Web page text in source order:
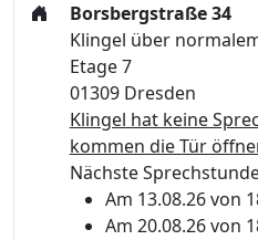
Borsbergstraße 34
Klingel über
Etage 7
01309 Dresden
Klingel hat keine
kommen die Tür
Nächste
Am 13.08.26 von
Am 20.08.26 von